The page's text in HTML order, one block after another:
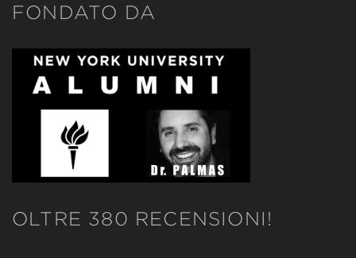
FONDATO DA
OLTRE 380 RECENSIONI!